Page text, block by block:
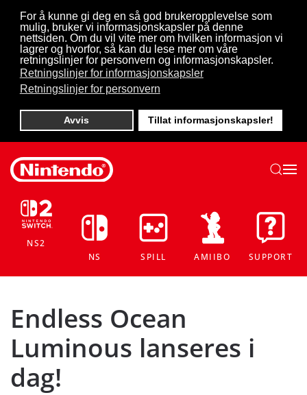
For å kunne gi deg en så god brukeropplevelse som
mulig, bruker vi informasjonskapsler på denne
nettsiden. Om du vil vite mer om hvilken informasjon vi
lagrer og hvorfor, så kan du lese mer om våre
retningslinjer for personvern og informasjonskapsler.
Retningslinjer for informasjonskapsler
Retningslinjer for personvern
Avvis Tillat informasjonskapsler!
Skip to main content
NS2
NS
SPILL AMIIBO SUPPORT
Endless Ocean
Luminous lanseres i
dag!